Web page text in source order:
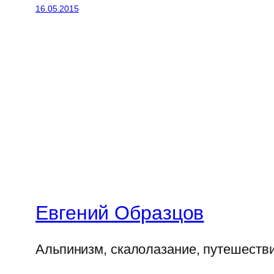
16.05.2015
Евгений Образцов
Альпинизм, скалолазание,